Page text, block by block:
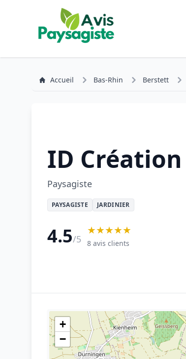
Accueil Bas-Rhin Berstett
ID
Paysagiste
PAYSAGISTE JARDINIER
4.5/5
★★★★★
8 avis clients
+
−